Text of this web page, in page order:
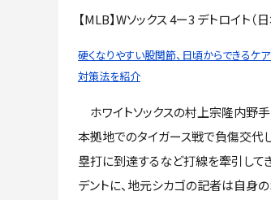
【MLB】Wソックス 4ー3 デトロイト（
硬くなりやすい股関節、日頃からできるケ
対策法を紹介
ホワイトソックスの村上宗隆内野手
本拠地でのタイガース戦で負傷交代
塁打に到達するなど打線を牽引して
デントに、地元シカゴの記者は自身